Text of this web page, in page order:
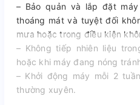
– Bảo quản và lắp đặt
thoáng mát và tuyệt đối
mưa hoặc trong điều kiện
– Không tiếp nhiên liệu
hoặc khi máy đang nóng
– Khởi động máy mỗi 2
thường xuyên.